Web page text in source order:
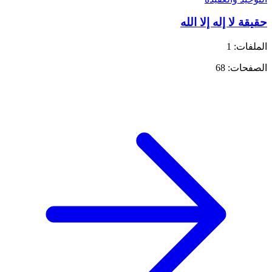
حقيقة لا إله إلا الله
الملفات: 1
الصفحات: 68